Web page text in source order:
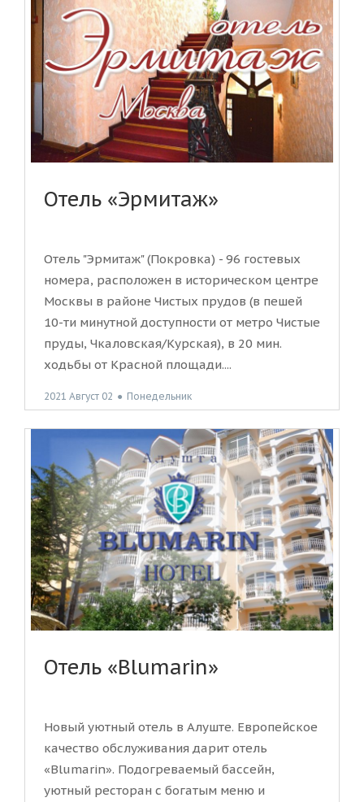
Отель «Эрмитаж»
Отель "Эрмитаж" (Покровка) - 96 гостевых
номера, расположен в историческом центре
Москвы в районе Чистых прудов (в пешей
10-ти минутной доступности от метро Чистые
пруды, Чкаловская/Курская), в 20 мин.
ходьбы от Красной площади....
2021 Август 02 ● Понедельник
Отель «Blumarin»
Новый уютный отель в Алуште. Европейское
качество обслуживания дарит отель
«Blumarin». Подогреваемый бассейн,
уютный ресторан с богатым меню и